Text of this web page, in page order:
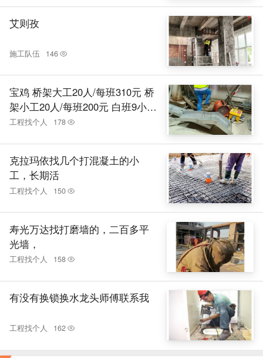
艾则孜
施工队伍 146
宝鸡 桥架大工20人/每班310元 桥
架小工20人/每班200元 白班9小时
一个工，加班7小时一个工，压三
工程找个人 178
克拉玛依找几个打混凝土的小
工，长期活
工程找个人 150
寿光万达找打磨墙的，二百多平
光墙，
工程找个人 158
有没有换锁换水龙头师傅联系我
工程找个人 162